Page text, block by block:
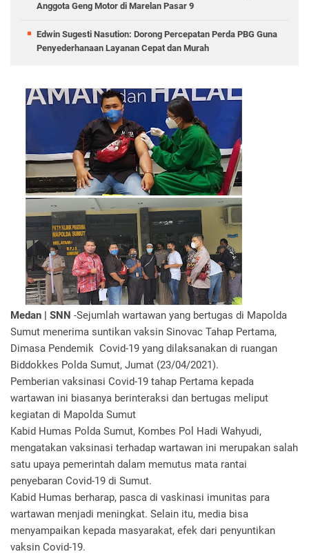
Anggota Geng Motor di Marelan Pasar 9
Edwin Sugesti Nasution: Dorong Percepatan Perda PBG Guna
Penyederhanaan Layanan Cepat dan Murah
Medan | SNN -Sejumlah wartawan yang bertugas di Mapolda
Sumut menerima suntikan vaksin Sinovac Tahap Pertama,
Dimasa Pendemik Covid-19 yang dilaksanakan di ruangan
Biddokkes Polda Sumut, Jumat (23/04/2021).
Pemberian vaksinasi Covid-19 tahap Pertama kepada
wartawan ini biasanya berinteraksi dan bertugas meliput
kegiatan di Mapolda Sumut
Kabid Humas Polda Sumut, Kombes Pol Hadi Wahyudi,
mengatakan vaksinasi terhadap wartawan ini merupakan salah
satu upaya pemerintah dalam memutus mata rantai
penyebaran Covid-19 di Sumut.
Kabid Humas berharap, pasca di vaskinasi imunitas para
wartawan menjadi meningkat. Selain itu, media bisa
menyampaikan kepada masyarakat, efek dari penyuntikan
vaksin Covid-19.